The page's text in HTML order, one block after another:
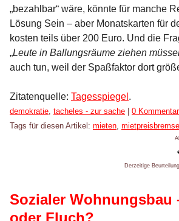
„bezahlbar“ wäre, könnte für manche
Lösung Sein – aber Monatskarten für
kosten teils über 200 Euro. Und die
„Leute in Ballungsräume ziehen
auch tun, weil der Spaßfaktor dort
Zitatenquelle: Tagesspiegel .
Kategorien:
demokratie tacheles - zur sache
0
Tags für diesen Artikel: mieten mietpreisbremse
Derzeitige
Sozialer Wohnungsbau
oder Fluch?